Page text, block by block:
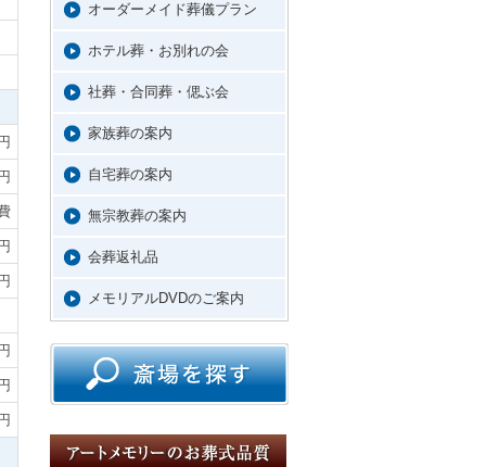
オーダーメイド葬儀プラン
ホテル葬・お別れの会
社葬・合同葬・偲ぶ会
家族葬の案内
自宅葬の案内
無宗教葬の案内
会葬返礼品
メモリアルDVDのご案内